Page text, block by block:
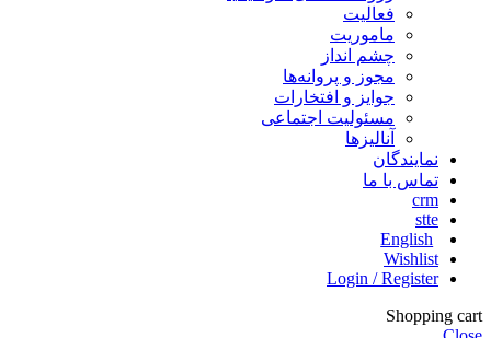
فعالیت
ماموریت
چشم انداز
مجوز و پروانه‌ها
جوایز و افتخارات
مسئولیت اجتماعی
آنالیزها
نمایندگان
تماس با ما
crm
stte
English
Wishlist
Login / Register
Shopping cart